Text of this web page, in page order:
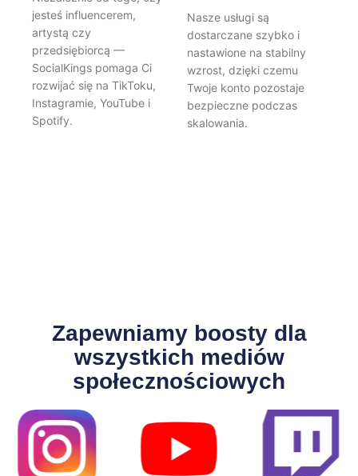
jesteś influencerem,
artystą czy
przedsiębiorcą —
SocialKings pomaga Ci
rozwijać się na TikToku,
Instagramie, YouTube i
Spotify.
Nasze usługi są
dostarczane szybko i
nastawione na stabilny
wzrost, dzięki czemu
Twoje konto pozostaje
bezpieczne podczas
skalowania.
Zapewniamy boosty dla
wszystkich mediów
społecznościowych